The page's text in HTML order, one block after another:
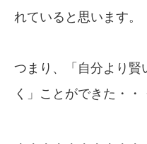
れていると思います。
つまり、「自分より賢
く」ことができた・・